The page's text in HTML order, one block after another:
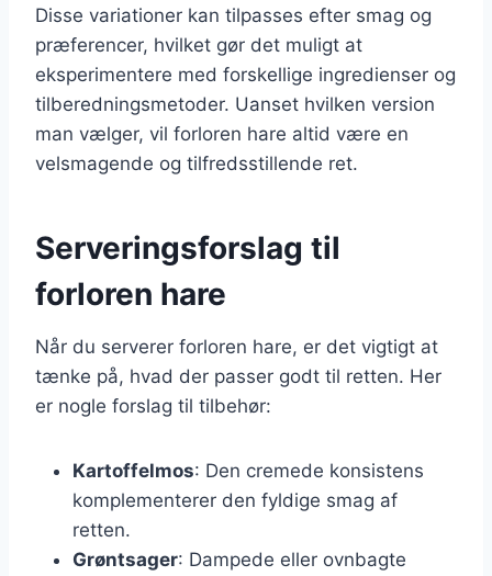
Disse variationer kan tilpasses efter smag og
præferencer, hvilket gør det muligt at
eksperimentere med forskellige ingredienser og
tilberedningsmetoder. Uanset hvilken version
man vælger, vil forloren hare altid være en
velsmagende og tilfredsstillende ret.
Serveringsforslag til
forloren hare
Når du serverer forloren hare, er det vigtigt at
tænke på, hvad der passer godt til retten. Her
er nogle forslag til tilbehør:
Kartoffelmos: Den cremede konsistens
komplementerer den fyldige smag af
retten.
Grøntsager: Dampede eller ovnbagte